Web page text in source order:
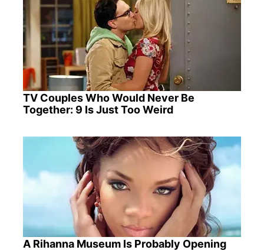
TV Couples Who Would Never Be
Together: 9 Is Just Too Weird
A Rihanna Museum Is Probably Opening